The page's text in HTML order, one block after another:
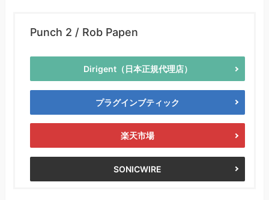
Punch 2 / Rob Papen
Dirigent（日本正規代理店）
プラグインブティック
楽天市場
SONICWIRE